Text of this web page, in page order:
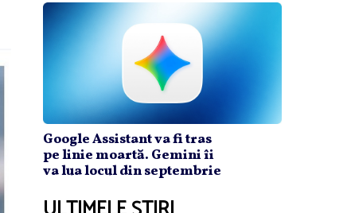
Google Assistant va fi tras
pe linie moartă. Gemini îi
va lua locul din septembrie